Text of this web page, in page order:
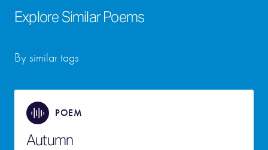
Explore Similar Poems
By similar tags
POEM
Autumn